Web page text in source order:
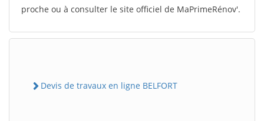
proche ou à consulter le site officiel de MaPrimeRénov'.
Devis de travaux en ligne BELFORT